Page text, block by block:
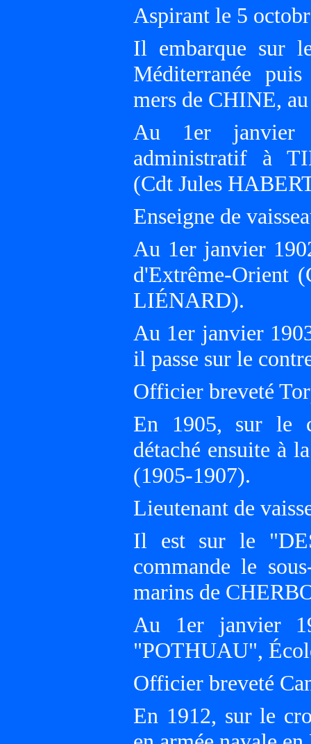
Aspirant le 5
Il embarque sur
Méditerranée
mers de CHINE,
Au 1er janvier
administratif à
(Cdt Jules
Enseigne de
Au 1er janvier
d'Extrême-Orient
LIÉNARD).
Au 1er janvier
il passe sur le
Officier breveté
En 1905, sur le
détaché ensuite à
(1905-1907).
Lieutenant de
Il est sur le
commande le
marins de
Au 1er janvier
"POTHUAU",
Officier breveté
En 1912, sur le